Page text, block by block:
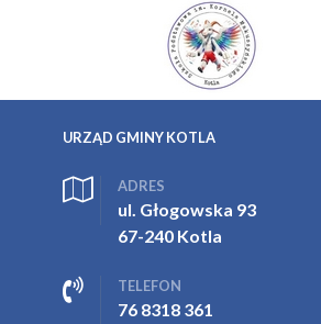
URZĄD GMINY KOTLA
ADRES
ul. Głogowska 93
67-240 Kotla
TELEFON
76 8318 361